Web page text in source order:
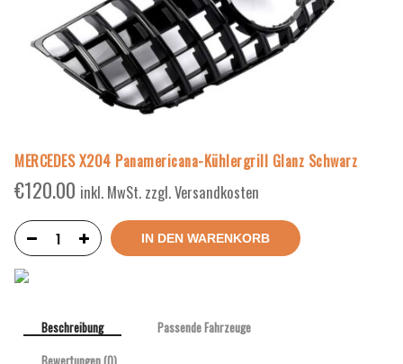
MERCEDES X204 Panamericana-Kühlergrill Glanz Schwarz
€120.00 inkl. MwSt. zzgl. Versandkosten
IN DEN WARENKORB
Beschreibung
Passende Fahrzeuge